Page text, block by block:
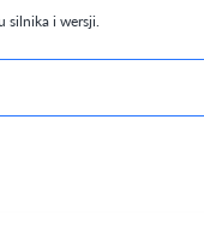
silnika i wersji.